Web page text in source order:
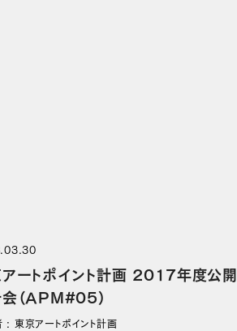
ートポイント計画 2017年度公開
（APM#05）
: 東京アートポイント計画